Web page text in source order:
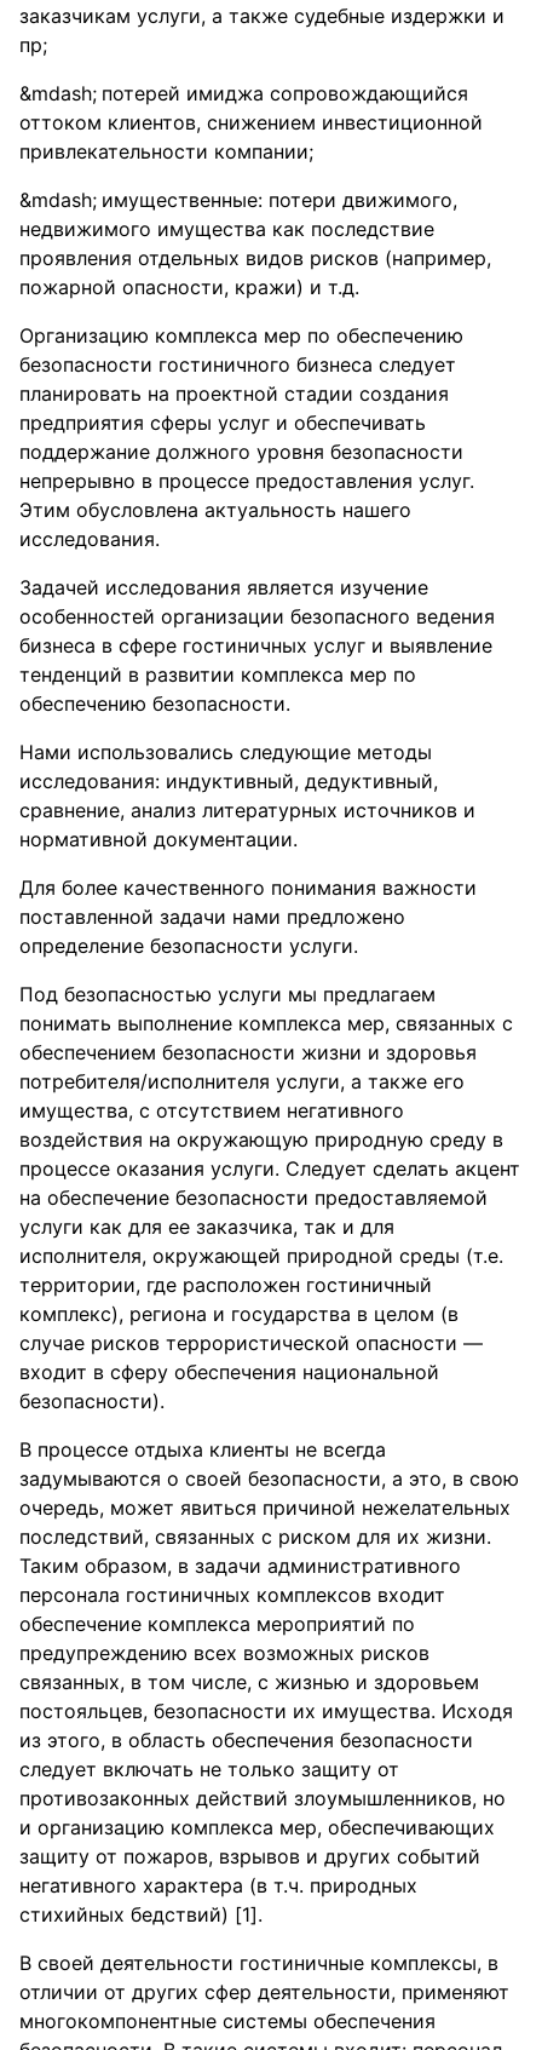
заказчикам услуги, а также судебные издержки и
пр;
потерей имиджа сопровождающийся
оттоком клиентов, снижением инвестиционной
привлекательности компании;
имущественные: потери движимого,
недвижимого имущества как последствие
проявления отдельных видов рисков (например,
пожарной опасности, кражи) и т.д.
Организацию комплекса мер по обеспечению
безопасности гостиничного бизнеса следует
планировать на проектной стадии создания
предприятия сферы услуг и обеспечивать
поддержание должного уровня безопасности
непрерывно в процессе предоставления услуг.
Этим обусловлена актуальность нашего
исследования.
Задачей исследования является изучение
особенностей организации безопасного ведения
бизнеса в сфере гостиничных услуг и выявление
тенденций в развитии комплекса мер по
обеспечению безопасности.
Нами использовались следующие методы
исследования: индуктивный, дедуктивный,
сравнение, анализ литературных источников и
нормативной документации.
Для более качественного понимания важности
поставленной задачи нами предложено
определение безопасности услуги.
Под безопасностью услуги мы предлагаем
понимать выполнение комплекса мер, связанных с
обеспечением безопасности жизни и здоровья
потребителя/исполнителя услуги, а также его
имущества, с отсутствием негативного
воздействия на окружающую природную среду в
процессе оказания услуги. Следует сделать акцент
на обеспечение безопасности предоставляемой
услуги как для ее заказчика, так и для
исполнителя, окружающей природной среды (т.е.
территории, где расположен гостиничный
комплекс), региона и государства в целом (в
случае рисков террористической опасности —
входит в сферу обеспечения национальной
безопасности).
В процессе отдыха клиенты не всегда
задумываются о своей безопасности, а это, в свою
очередь, может явиться причиной нежелательных
последствий, связанных с риском для их жизни.
Таким образом, в задачи административного
персонала гостиничных комплексов входит
обеспечение комплекса мероприятий по
предупреждению всех возможных рисков
связанных, в том числе, с жизнью и здоровьем
постояльцев, безопасности их имущества. Исходя
из этого, в область обеспечения безопасности
следует включать не только защиту от
противозаконных действий злоумышленников, но
и организацию комплекса мер, обеспечивающих
защиту от пожаров, взрывов и других событий
негативного характера (в т.ч. природных
стихийных бедствий) [1].
В своей деятельности гостиничные комплексы, в
отличии от других сфер деятельности, применяют
многокомпонентные системы обеспечения